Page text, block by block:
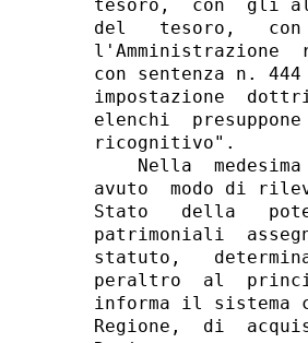
tesoro,  con  gli
del   tesoro,
l'Amministrazione
con sentenza n.
impostazione
elenchi
ricognitivo".
Nella
avuto  modo di
Stato   della
patrimoniali
statuto,
peraltro  al
informa il sistema
Regione,  di